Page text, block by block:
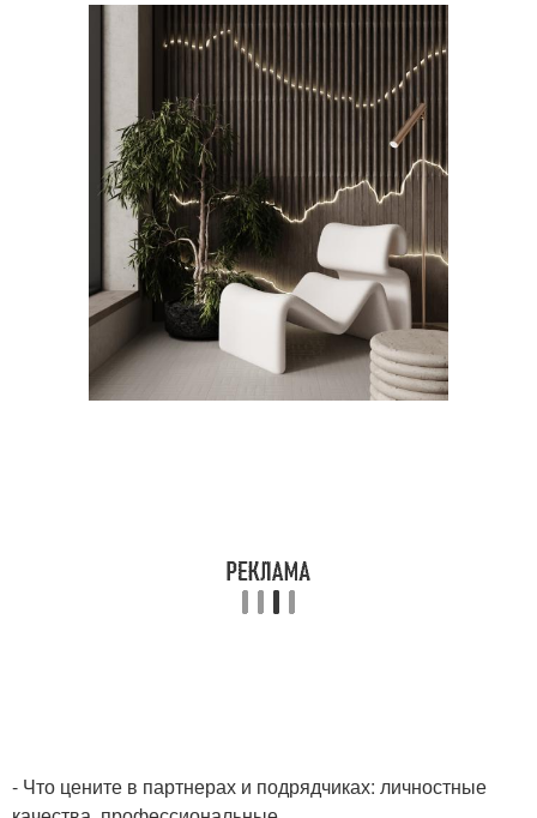
- Что цените в партнерах и подрядчиках: личностные